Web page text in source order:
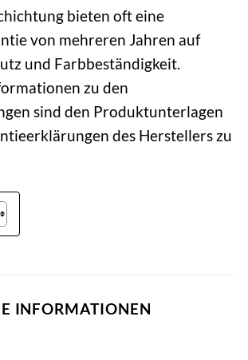
bieten oft eine
von mehreren Jahren auf
und Farbbeständigkeit.
zu den
sind den Produktunterlagen
des Herstellers zu
INFORMATIONEN